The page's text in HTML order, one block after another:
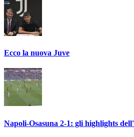
Ecco la nuova Juve
Napoli-Osasuna 2-1: gli highlights